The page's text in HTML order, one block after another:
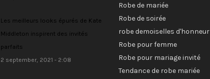
Les meilleurs looks épurés de Kate
Middleton inspirent des invités
parfaits
2 september, 2021 - 2:08
Robe de mariée
Robe de soirée
robe demoiselles d'honneur
Robe pour femme
Robe pour mariage invité
Tendance de robe mariée